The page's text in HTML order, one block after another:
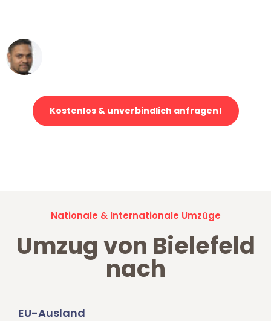
Kostenlos & unverbindlich anfragen!
Nationale & Internationale Umzüge
Umzug von Bielefeld
nach
EU-Ausland